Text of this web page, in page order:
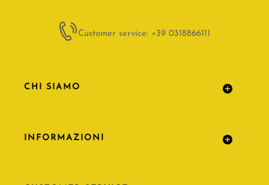
Customer service: +39 0318866111
CHI SIAMO
INFORMAZIONI